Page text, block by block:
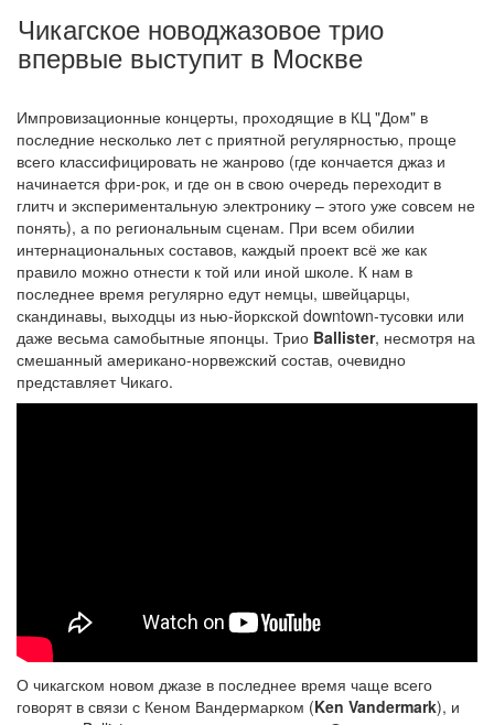
Чикагское новоджазовое трио
впервые выступит в Москве
Импровизационные концерты, проходящие в КЦ "Дом" в
последние несколько лет с приятной регулярностью, проще
всего классифицировать не жанрово (где кончается джаз и
начинается фри-рок, и где он в свою очередь переходит в
глитч и экспериментальную электронику – этого уже совсем не
понять), а по региональным сценам. При всем обилии
интернациональных составов, каждый проект всё же как
правило можно отнести к той или иной школе. К нам в
последнее время регулярно едут немцы, швейцарцы,
скандинавы, выходцы из нью-йоркской downtown-тусовки или
даже весьма самобытные японцы. Трио Ballister, несмотря на
смешанный американо-норвежский состав, очевидно
представляет Чикаго.
О чикагском новом джазе в последнее время чаще всего
говорят в связи с Кеном Вандермарком (Ken Vandermark), и